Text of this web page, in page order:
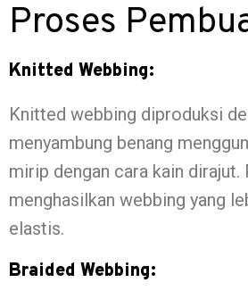
Proses
Knitted Webbing:
Knitted webbing diproduksi
menyambung benang
mirip dengan cara kain dirajut.
menghasilkan webbing yang
elastis.
Braided Webbing: